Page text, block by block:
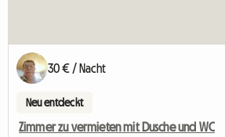
30 € / Nacht
Neu entdeckt
Zimmer zu vermieten mit Dusche und WC